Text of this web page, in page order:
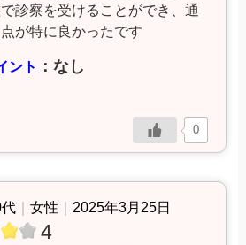
診察を受けることができ、通
が特に良かったです
ント ：なし
0
｜女性 ｜ 2025年3月25日
4